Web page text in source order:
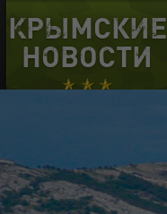
КРЫМСКИЕ
НОВОСТИ